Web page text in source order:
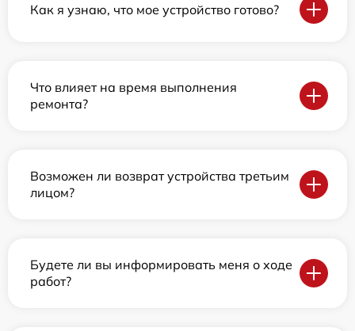
Как я узнаю, что мое устройство готово?
Что влияет на время выполнения
ремонта?
Возможен ли возврат устройства третьим
лицом?
Будете ли вы информировать меня о ходе
работ?